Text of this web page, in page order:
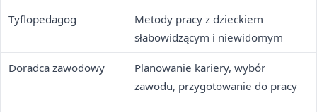
Tyflopedagog
Metody pracy z dzieckiem
słabowidzącym i niewidomym
Doradca zawodowy
Planowanie kariery, wybór
zawodu, przygotowanie do pracy